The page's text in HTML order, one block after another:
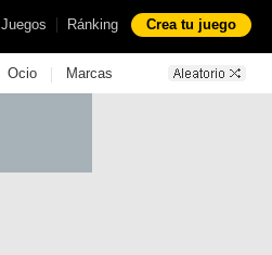
Juegos | Ránking Crea tu juego
Ocio | Marcas